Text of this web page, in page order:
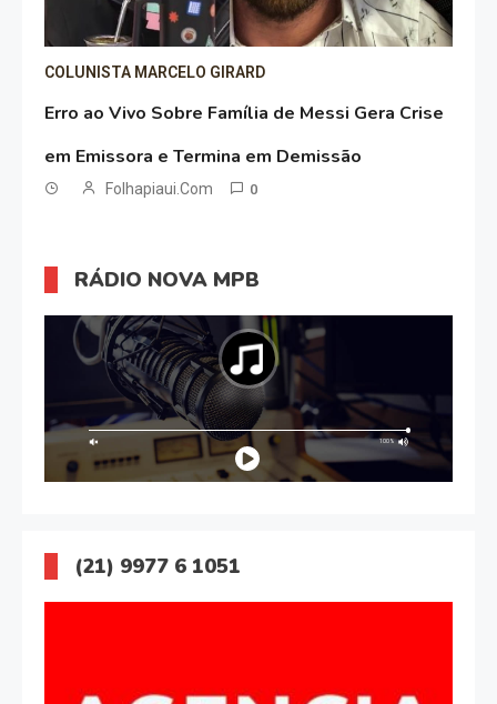
COLUNISTA MARCELO GIRARD
Erro ao Vivo Sobre Família de Messi Gera Crise
em Emissora e Termina em Demissão
Folhapiaui.com 0
RÁDIO NOVA MPB
(21) 9977 6 1051